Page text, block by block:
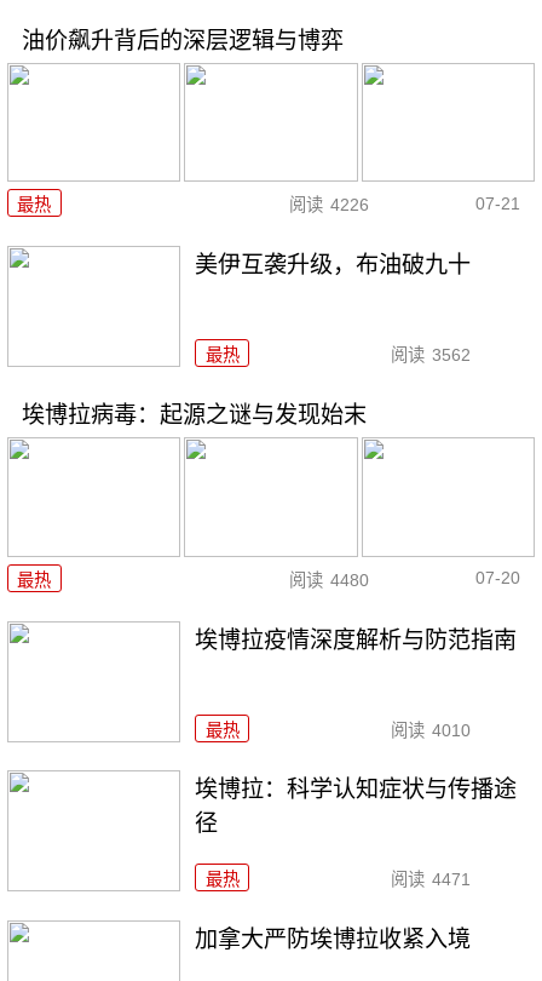
油价飙升背后的深层逻辑与博弈
最热 阅读 4226 07-21
美伊互袭升级，布油破九十
最热 阅读 3562
埃博拉病毒：起源之谜与发现始末
最热 阅读 4480 07-20
埃博拉疫情深度解析与防范指南
最热 阅读 4010
埃博拉：科学认知症状与传播途
径
最热 阅读 4471
加拿大严防埃博拉收紧入境